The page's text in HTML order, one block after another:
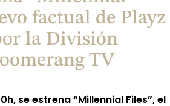
factual de Playz
la División
TV
se estrena “Millennial Files”, el